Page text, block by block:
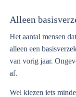
Alleen
Het aantal mensen
alleen een
van vorig jaar.
af.
Wel kiezen iets